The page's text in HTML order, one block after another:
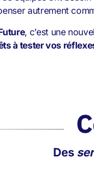
autrement
, c’est une
à tester vos
Des